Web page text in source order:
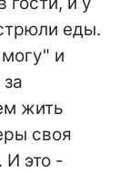
еды.
и
жить
своя
И это -